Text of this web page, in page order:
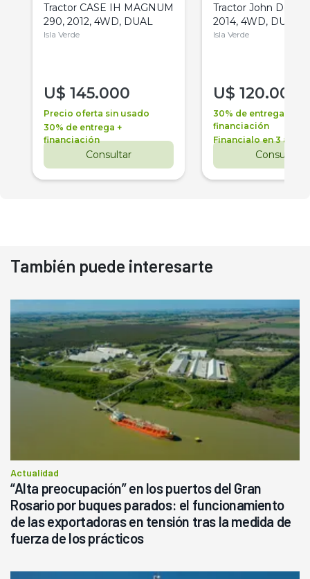
Tractor CASE IH MAGNUM
290, 2012, 4WD, DUAL
Isla Verde
U$ 145.000
Precio oferta sin usado
30% de entrega +
financiación
Consultar
Tractor John Deere
2014, 4WD, DUAL
Isla Verde
U$ 120.000
30% de entrega +
financiación
Financialo en 3 años
Consultar
También puede interesarte
Actualidad
“Alta preocupación” en los puertos del Gran
Rosario por buques parados: el funcionamiento
de las exportadoras en tensión tras la medida de
fuerza de los prácticos